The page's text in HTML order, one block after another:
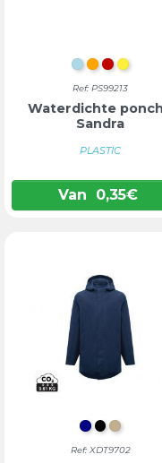
ORANJE
ROOD
GEEL
Ref: PS99213
Waterdichte
Sandra
PLASTIC
Van 0,35€
ZWART
KAKI
Ref: XDT9702